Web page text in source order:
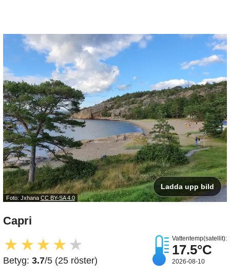
Foto: Jxhana CC BY-SA 4.0
Ladda upp bild
Capri
★ ★★ ★ ★
Betyg: 3.7/5 (25 röster)
Vattentemp(satellit):
17.5°C
2026-08-10